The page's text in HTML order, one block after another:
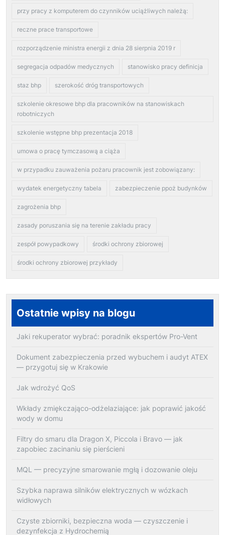
przy pracy z komputerem do czynników uciążliwych należą:
reczne prace transportowe
rozporządzenie ministra energii z dnia 28 sierpnia 2019 r
segregacja odpadów medycznych stanowisko pracy definicja
staz bhp szerokość dróg transportowych
szkolenie okresowe bhp dla pracowników na stanowiskach
robotniczych
szkolenie wstępne bhp prezentacja 2018
umowa o pracę tymczasową a ciąża
w przypadku zauważenia pożaru pracownik jest zobowiązany:
wydatek energetyczny tabela zabezpieczenie ppoż budynków
zagrożenia bhp
zasady poruszania się na terenie zakładu pracy
zespół powypadkowy środki ochrony zbiorowej
środki ochrony zbiorowej przykłady
Ostatnie wpisy na blogu
Jaki rekuperator wybrać: poradnik ekspertów Pro-Vent
Dokument zabezpieczenia przed wybuchem i audyt ATEX
— przygotuj się w Krakowie
Jak wdrożyć QoS
Wkłady zmiękczająco-odżelaziające: jak poprawić jakość
wody w domu
Filtry do smaru dla Dragon X, Piccola i Bravo — jak
zapobiec zacinaniu się pierścieni
MQL — precyzyjne smarowanie mgłą i dozowanie oleju
Szybka naprawa silników elektrycznych w wózkach
widłowych
Czyste zbiorniki, bezpieczna woda — czyszczenie i
dezynfekcja z Hydrochemią